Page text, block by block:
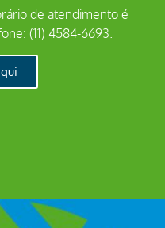
de atendimento é
(11) 4584-6693.